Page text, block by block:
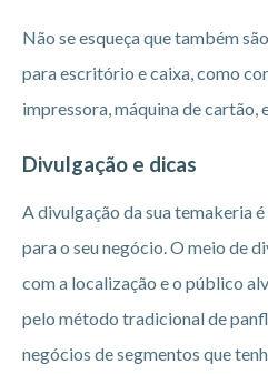
Não se esqueça que também
para escritório e caixa, como
impressora, máquina de cartão,
Divulgação e dicas
A divulgação da sua temakeria
para o seu negócio. O meio de
com a localização e o público
pelo método tradicional de
negócios de segmentos que